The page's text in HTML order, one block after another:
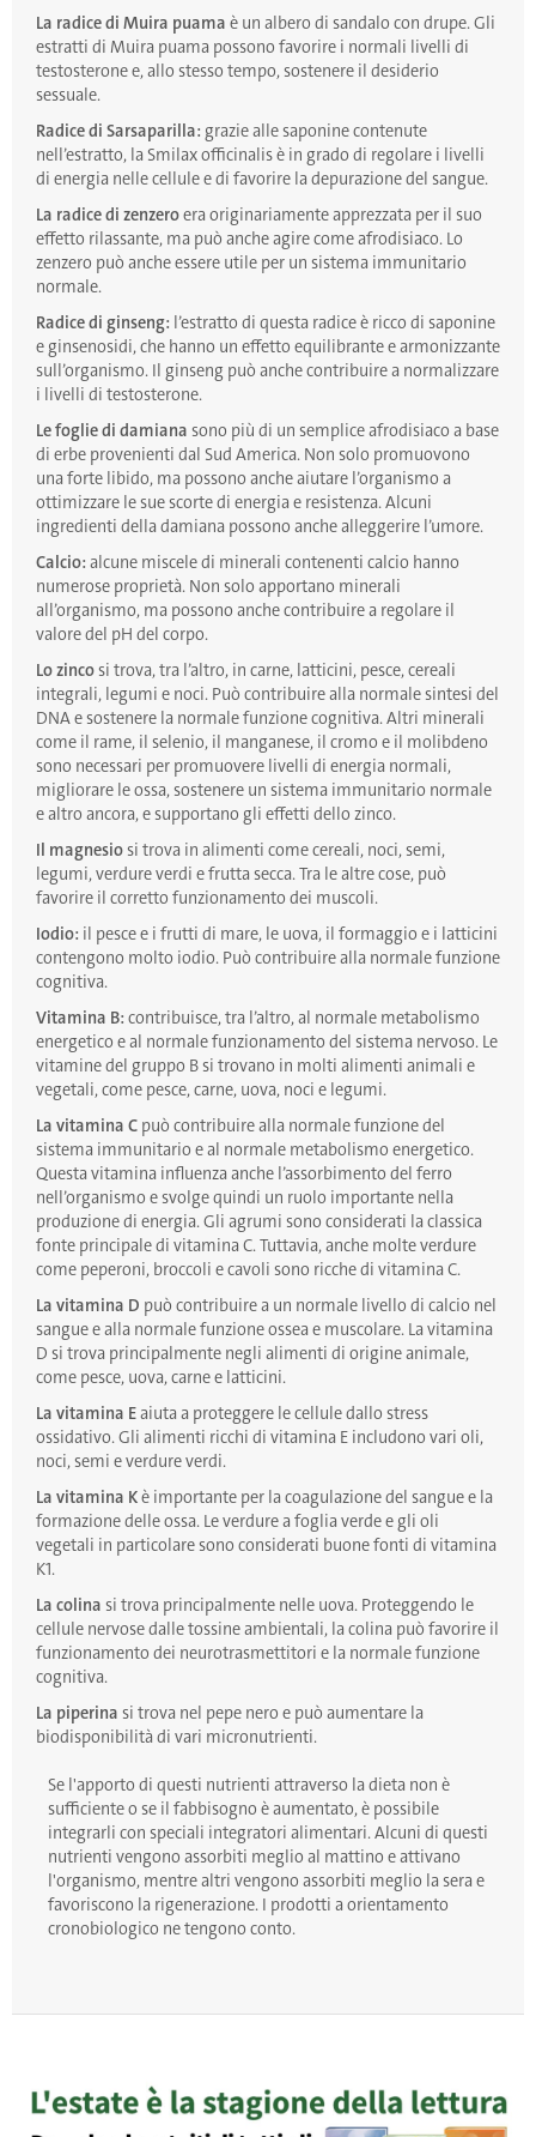
La radice di Muira puama è un albero di sandalo con drupe. Gli
estratti di Muira puama possono favorire i normali livelli di
testosterone e, allo stesso tempo, sostenere il desiderio
sessuale.
Radice di Sarsaparilla: grazie alle saponine contenute
nell’estratto, la Smilax officinalis è in grado di regolare i livelli
di energia nelle cellule e di favorire la depurazione del sangue.
La radice di zenzeroera originariamente apprezzata per il suo
effetto rilassante, ma può anche agire come afrodisiaco. Lo
zenzero può anche essere utile per un sistema immunitario
normale.
Radice di ginseng: l’estratto di questa radice è ricco di saponine
e ginsenosidi, che hanno un effetto equilibrante e armonizzante
sull’organismo. Il ginseng può anche contribuire a normalizzare
i livelli di testosterone.
Le foglie di damiana sono più di un semplice afrodisiaco a base
di erbe provenienti dal Sud America. Non solo promuovono
una forte libido, ma possono anche aiutare l’organismo a
ottimizzare le sue scorte di energia e resistenza. Alcuni
ingredienti della damiana possono anche alleggerire l’umore.
Calcio: alcune miscele di minerali contenenti calcio hanno
numerose proprietà. Non solo apportano minerali
all’organismo, ma possono anche contribuire a regolare il
valore del pH del corpo.
Lo zincosi trova, tra l’altro, in carne, latticini, pesce, cereali
integrali, legumi e noci. Può contribuire alla normale sintesi del
DNA e sostenere la normale funzione cognitiva. Altri minerali
come il rame, il selenio, il manganese, il cromo e il molibdeno
sono necessari per promuovere livelli di energia normali,
migliorare le ossa, sostenere un sistema immunitario normale
e altro ancora, e supportano gli effetti dello zinco.
Il magnesiosi trova in alimenti come cereali, noci, semi,
legumi, verdure verdi e frutta secca. Tra le altre cose, può
favorire il corretto funzionamento dei muscoli.
Iodio: il pesce e i frutti di mare, le uova, il formaggio e i latticini
contengono molto iodio. Può contribuire alla normale funzione
cognitiva.
Vitamina B: contribuisce, tra l’altro, al normale metabolismo
energetico e al normale funzionamento del sistema nervoso. Le
vitamine del gruppo B si trovano in molti alimenti animali e
vegetali, come pesce, carne, uova, noci e legumi.
La vitamina C può contribuire alla normale funzione del
sistema immunitario e al normale metabolismo energetico.
Questa vitamina influenza anche l’assorbimento del ferro
nell’organismo e svolge quindi un ruolo importante nella
produzione di energia. Gli agrumi sono considerati la classica
fonte principale di vitamina C. Tuttavia, anche molte verdure
come peperoni, broccoli e cavoli sono ricche di vitamina C.
La vitamina D può contribuire a un normale livello di calcio nel
sangue e alla normale funzione ossea e muscolare. La vitamina
D si trova principalmente negli alimenti di origine animale,
come pesce, uova, carne e latticini.
La vitamina Eaiuta a proteggere le cellule dallo stress
ossidativo. Gli alimenti ricchi di vitamina E includono vari oli,
noci, semi e verdure verdi.
La vitamina Kè importante per la coagulazione del sangue e la
formazione delle ossa. Le verdure a foglia verde e gli oli
vegetali in particolare sono considerati buone fonti di vitamina
K1.
La colina si trova principalmente nelle uova. Proteggendo le
cellule nervose dalle tossine ambientali, la colina può favorire il
funzionamento dei neurotrasmettitori e la normale funzione
cognitiva.
La piperina si trova nel pepe nero e può aumentare la
biodisponibilità di vari micronutrienti.
Se l'apporto di questi nutrienti attraverso la dieta non è
sufficiente o se il fabbisogno è aumentato, è possibile
integrarli con speciali integratori alimentari. Alcuni di questi
nutrienti vengono assorbiti meglio al mattino e attivano
l'organismo, mentre altri vengono assorbiti meglio la sera e
favoriscono la rigenerazione. I prodotti a orientamento
cronobiologico ne tengono conto.